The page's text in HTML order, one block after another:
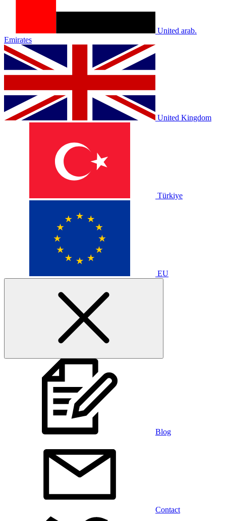
United arab.
Emirates
United Kingdom
Türkiye
EU
Blog
Contact